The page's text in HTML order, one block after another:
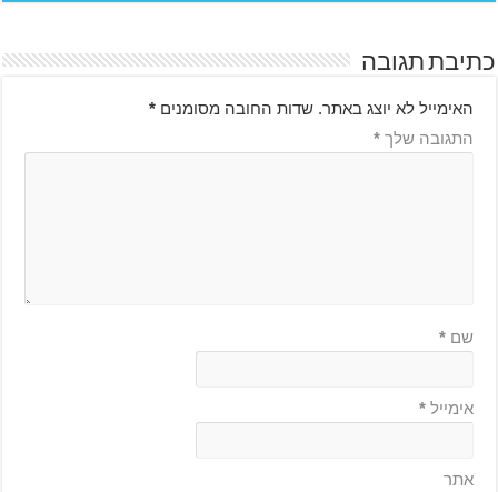
כתיבת תגובה
האימייל לא יוצג באתר. שדות החובה מסומנים*
התגובה שלך*
שם*
אימייל*
אתר